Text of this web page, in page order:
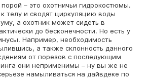
– это охотничьи гидрокостюмы.
телу и сводят циркуляцию воды
а охотник может сидеть в
до бесконечности. Но есть у
Например, необходимость
а также склонность данного
от порезов с последующим
они неприменимы – ну вы же не
намыливаться на дайвдеке по